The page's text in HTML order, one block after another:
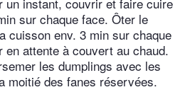
sur chaque face. Ôter le
cuisson env. 3 min sur chaque
attente à couvert au chaud.
les dumplings avec les
moitié des fanes réservées.